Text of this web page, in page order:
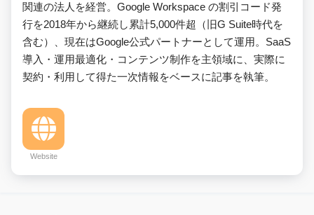
関連の法人を経営。Google Workspace の割引コード発
行を2018年から継続し累計5,000件超（旧G Suite時代を
含む）、現在はGoogle公式パートナーとして運用。SaaS
導入・運用最適化・コンテンツ制作を主領域に、実際に
契約・利用して得た一次情報をベースに記事を執筆。
Website